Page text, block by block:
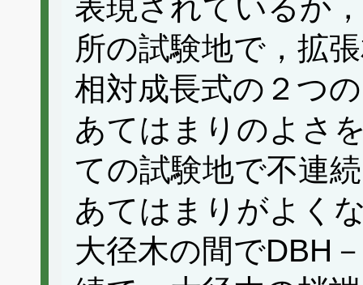
表現されているか
所の試験地で，拡
相対成長式の２つ
あてはまりのよさ
ての試験地で不連
あてはまりがよく
大径木の間でDBH